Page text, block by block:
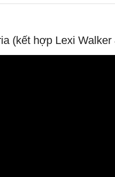
(kết hợp Lexi